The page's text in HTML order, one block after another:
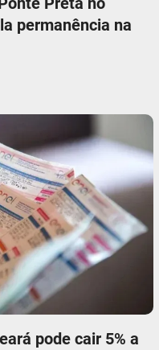
permanência na
pode cair 5% a